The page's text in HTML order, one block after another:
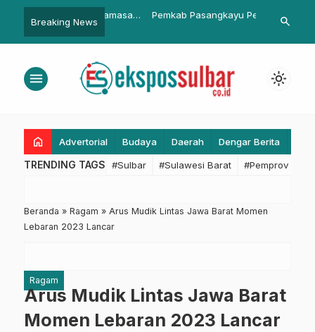
Breaking News
untuk Polri Jelang
ke-79
Pemkab Pasangkayu Peduli
BPBD
Rencana
search
menu light_mode
home Advertorial Budaya Daerah Dengar Berita
TRENDING TAGS #Sulbar #Sulawesi Barat #Pemprov
Beranda » Ragam » Arus Mudik Lintas Jawa Barat Momen
Lebaran 2023 Lancar
Ragam
Arus Mudik Lintas Jawa Barat
Momen Lebaran 2023 Lancar